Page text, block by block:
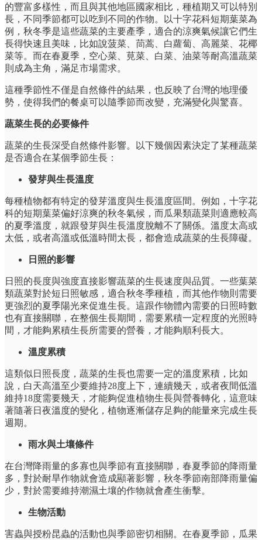
的豐富多樣性，而且與其他地區國家相比，種植期又可以特別
長，不同季節都可以吃到不同的作物。以十字花科短期葉菜為
例，秋冬季是這些蔬菜的主要產季，適合的涼爽氣候讓它們生
長得快速且美味，比如說菠菜、茼蒿、白蘿蔔、高麗菜、花椰
菜等。而在春夏季，空心菜、莧菜、白菜、油菜等耐高溫蔬菜
則成為主角，滿足市場需求。
這種季節性不僅是自然條件的結果，也反映了台灣的地理優
勢，使得我們的餐桌可以隨季節而改變，充滿變化與驚喜。
蔬菜生長的必要條件
蔬菜的生長深受自然條件影響。以下幾個因素決定了某種蔬菜
是否適合在某個季節生長：
發芽與生長溫度
每種植物都有特定的發芽溫度與生長溫度區間。例如，十字花
科的短期葉菜偏好涼爽的秋冬氣候，而瓜果類蔬菜則適應較高
的夏季溫度，就跟發芽與生長溫度脫離不了關係。溫度太高或
太低，或者高溫或低溫時間太長，都會造成蔬菜的生長障礙。
日照的影響
日照的長度與強度直接影響蔬菜的生長速度與品質。一些葉菜
類蔬菜對於短日照敏感，適合秋冬季種植，而其他作物則需要
更強烈的夏季陽光來促進生長。這跟作物體內需要的日照時數
也有直接關聯，在整個生長期間，需要累積一定程度的光照時
間，才能夠累積生長所需要的營養，才能夠順利長大。
溫度累積
這類似日照長度，蔬菜的生長也需要一定的溫度累積，比如
說，白天高溫至少要維持28度上下，連續幾天，或者夜間低溫
維持18度需要幾天，才能夠促進植物生長與營養轉化，這意味
著隨著日夜溫度的變化，植物逐漸儲存足夠的能量來完成生長
週期。
雨水與土壤條件
在台灣降雨量的多寡也與季節有直接關聯，春夏季節的降雨量
多，對於耐旱作物就會造成顯著影響，秋冬季節南部降雨量偏
少，對於需要維持潮濕土壤的作物就會產生衝擊。
生物活動
害蟲與授粉昆蟲的活動也與季節密切相關。在春夏季節，瓜果